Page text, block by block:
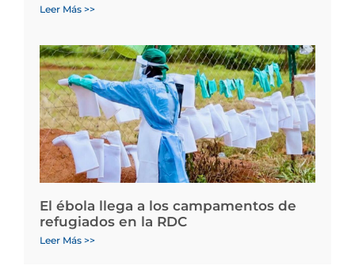
Leer Más >>
El ébola llega a los campamentos de
refugiados en la RDC
Leer Más >>